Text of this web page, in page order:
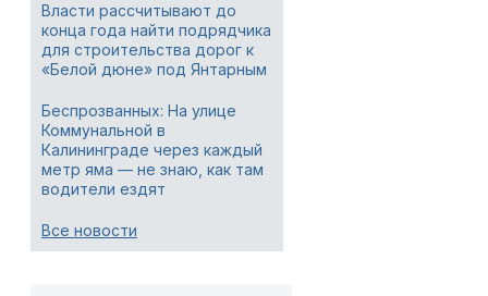
Власти рассчитывают до
конца года найти подрядчика
для строительства дорог к
«Белой дюне» под Янтарным
Беспрозванных: На улице
Коммунальной в
Калининграде через каждый
метр яма — не знаю, как там
водители ездят
Все новости